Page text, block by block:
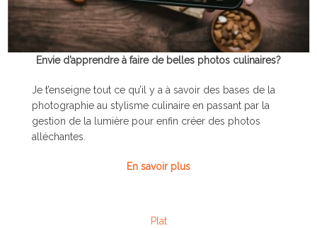
Envie d’apprendre à faire de belles photos culinaires?
Je t’enseigne tout ce qu’il y a à savoir des bases de la
photographie au stylisme culinaire en passant par la
gestion de la lumière pour enfin créer des photos
alléchantes.
En savoir plus
Plat